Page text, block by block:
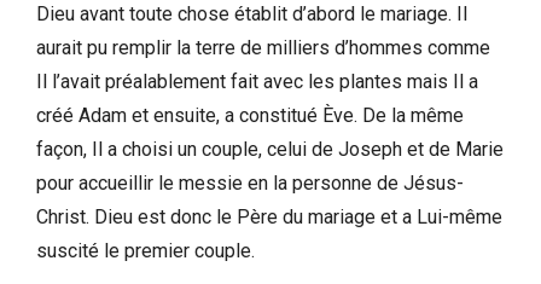
Dieu avant toute chose établit d’abord le mariage. Il
aurait pu remplir la terre de milliers d’hommes comme
Il l’avait préalablement fait avec les plantes mais Il a
créé Adam et ensuite, a constitué Ève. De la même
façon, Il a choisi un couple, celui de Joseph et de Marie
pour accueillir le messie en la personne de Jésus-
Christ. Dieu est donc le Père du mariage et a Lui-même
suscité le premier couple.